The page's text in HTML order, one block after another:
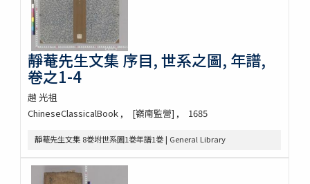
靜菴先生文集 序目, 世系之圖, 年譜,
卷之1-4
趙 光祖
ChineseClassicalBook
[嶺南監營] 1685
靜菴先生文集 8巻坿世系圖1巻年譜1巻 | General Library